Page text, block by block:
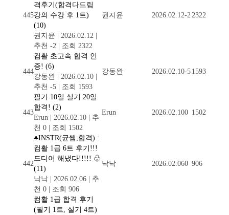
445
격후기(합격다드림
강의 수강 후 1트)
(10)
권지윤 | 2026.02.12 |
추천 -2 | 조회 2322
권지윤 2026.02.12-2 2322
444
컴활 초고속 합격 인
증! (6)
강동완 | 2026.02.10 |
추천 -5 | 조회 1593
강동완 2026.02.10-5 1593
443
필기 10일 실기 20일
합격! (2)
Erun | 2026.02.10 | 추
천 0 | 조회 1502
Erun 2026.02.100 1502
442
♣INSTR(균쌤,합격) :
컴활 1급 6트 후기!!!
드디어 해냈다!!!!! ♧
(11)
낙낙 | 2026.02.06 | 추
천 0 | 조회 906
낙낙 2026.02.060 906
컴활 1급 합격 후기
(필기 1트, 실기 4트)